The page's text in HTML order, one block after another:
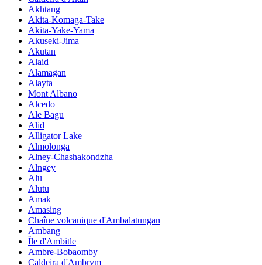
Akhtang
Akita-Komaga-Take
Akita-Yake-Yama
Akuseki-Jima
Akutan
Alaid
Alamagan
Alayta
Mont Albano
Alcedo
Ale Bagu
Alid
Alligator Lake
Almolonga
Alney-Chashakondzha
Alngey
Alu
Alutu
Amak
Amasing
Chaîne volcanique d'Ambalatungan
Ambang
Île d'Ambitle
Ambre-Bobaomby
Caldeira d'Ambrym